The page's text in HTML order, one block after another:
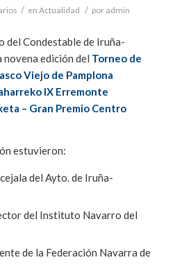
/ en Actualidad / por admin
del Condestable de Iruña-
novena edición del Torneo de
Viejo de Pamplona
IX Erremonte
– Gran Premio Centro
estuvieron:
del Ayto. de Iruña-
del Instituto Navarro del
de la Federación Navarra de